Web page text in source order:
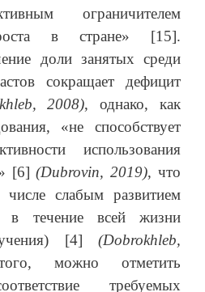
ограничителем
роста в стране» [15].
доли занятых среди
сокращает дефицит
2008), однако, как
«не способствует
использования
[6](Dubrovin, 2019), что
слабым развитием
в течение всей жизни
[4] (Dobrokhleb,
можно отметить
требуемых